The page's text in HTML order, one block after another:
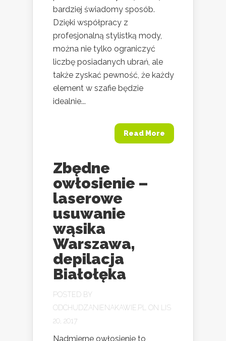
bardziej świadomy sposób.
Dzięki współpracy z
profesjonalną stylistką mody,
można nie tylko ograniczyć
liczbę posiadanych ubrań, ale
także zyskać pewność, że każdy
element w szafie będzie
idealnie...
Read More
Zbędne
owłosienie –
laserowe
usuwanie
wąsika
Warszawa,
depilacja
Białołęka
POSTED BY
ODCHUDZANIENAKAWIE.PL
ON LIS
20, 2017
Nadmierne owłosienie to